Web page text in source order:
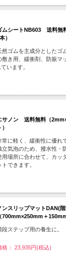
ムシートNB603 送料
）
然ゴムを主成分としたゴ
敷き用、緩衝剤、防振マ
います。
サノン 送料無料（
）
常に軽く、緩衝性に優れ
立気泡のため、撥水性・
用場所に合わせて、カッ
トできます。
ンスリップマット
（700mm×250mm＋
段ステップ用の養生に。
格： 23,935円(税込)